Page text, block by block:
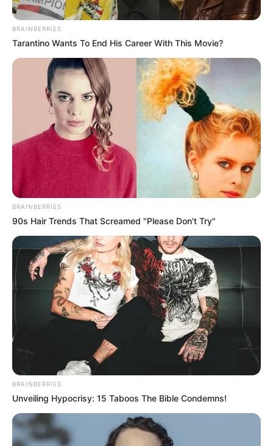
estrenar su renovada
avenida Tuluní
MALLA VIAL
Entrar a Suba por la 80
sería pan comido:
reactivan esperadas obras
INFRAESTRUCTURA VIAL
Funza evoluciona con
importante obra:
estrenarían ciclovía
dominical
CIERRES VIALES EN BOGOTÁ
Alcaldía confirma cierre
vial en la calle 116: las
obras irán hasta febrero
OBRAS EN LA VÍA
BRAINBERRIES
Tarantino Wants To End His Career With This Movie?
BRAINBERRIES
90s Hair Trends That Screamed "Please Don't Try"
BRAINBERRIES
Unveiling Hypocrisy: 15 Taboos The Bible Condemns!